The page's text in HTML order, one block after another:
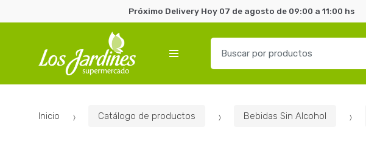
Próximo Delivery Hoy 07 de agosto de 09:00 a 11:00 hs
Inicio Catálogo de productos Bebidas Sin Alcohol